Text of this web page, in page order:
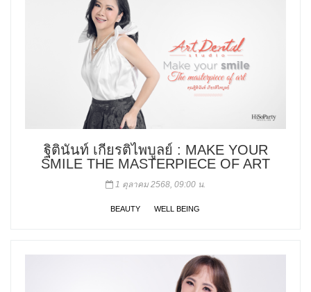
ฐิตินันท์ เกียรติไพบูลย์ : MAKE YOUR
SMILE THE MASTERPIECE OF ART
1 ตุลาคม 2568, 09:00 น.
BEAUTY WELL BEING